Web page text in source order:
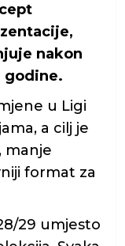
nakon
godine.
u Ligi
a cilj je
manje
format za
29 umjesto